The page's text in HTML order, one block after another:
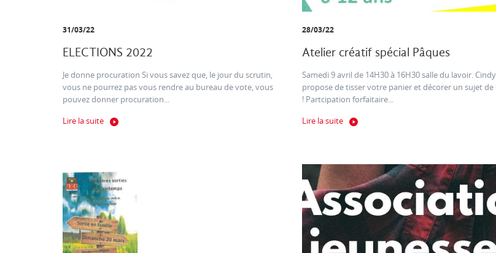
31/03/22
ELECTIONS 2022
Je donne procuration Si vous savez que, le jour du scrutin,
vous ne pourrez pas vous rendre au bureau de vote, vous
pouvez donner procuration...
Lire la suite
28/03/22
Atelier créatif spécial Pâques
Samedi 9 avril de 14H30 à 16H30 salle du lavoir.
propose de tisser votre panier et décorer un sujet de
! Partcipation forfaitaire...
Lire la suite